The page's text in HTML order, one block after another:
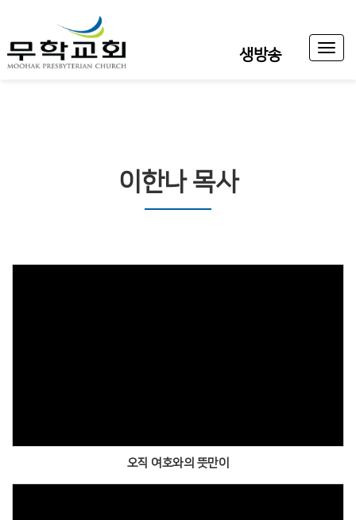
생방송
Toggle
이한나 목사
오직 여호와의 뜻만이